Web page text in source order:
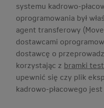
systemu kadrowo-
oprogramowania był
agent transferowy
dostawcami
dostawcę o
korzystając z bramki
upewnić się czy plik
kadrowo-płacowego